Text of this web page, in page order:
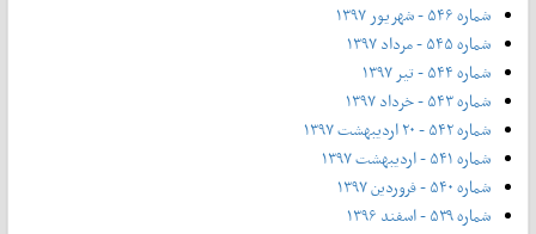
شماره ۵۴۶ - شهریور ۱۳۹۷
شماره ۵۴۵ - مرداد ۱۳۹۷
شماره ۵۴۴ - تیر ۱۳۹۷
شماره ۵۴۳ - خرداد ۱۳۹۷
شماره ۵۴۲ - ۲۰ اردیبهشت ۱۳۹۷
شماره ۵۴۱ - اردیبهشت ۱۳۹۷
شماره ۵۴۰ - فروردین ۱۳۹۷
شماره ۵۳۹ - اسفند ۱۳۹۶